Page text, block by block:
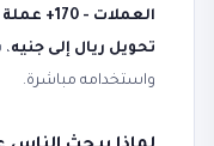
العملات - 170+ عملة مباشر
تحويل ريال إلى جنيه
واستخدامه مباشرة.